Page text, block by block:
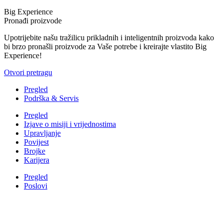
Big Experience
Pronađi proizvode
Upotrijebite našu tražilicu prikladnih i inteligentnih proizvoda kako
bi brzo pronašli proizvode za Vaše potrebe i kreirajte vlastito Big
Experience!
Otvori pretragu
Pregled
Podrška & Servis
Pregled
Izjave o misiji i vrijednostima
Upravljanje
Povijest
Brojke
Karijera
Pregled
Poslovi